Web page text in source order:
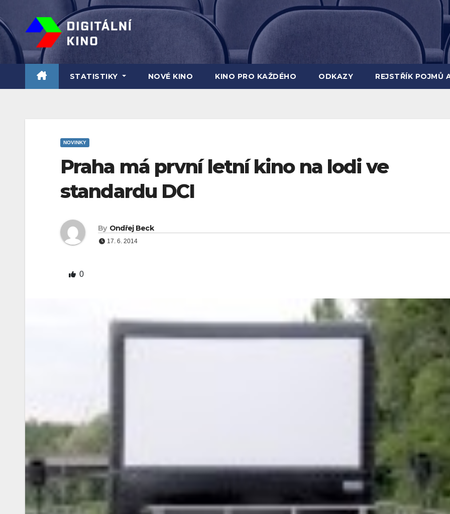
to
content
STATISTIKY NOVÉ KINO KINO PRO KAŽDÉHO ODKAZY REJSTŘÍK POJMŮ
NOVINKY
Praha má první letní kino na lodi ve
standardu DCI
By Ondřej Beck
17. 6. 2014
0